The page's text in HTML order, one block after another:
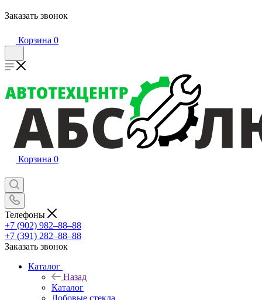
Заказать звонок
Корзина 0
Корзина 0
Телефоны
+7 (902) 982‒88‒88
+7 (391) 282‒88‒88
Заказать звонок
Каталог
Назад
Каталог
Лобовые стекла